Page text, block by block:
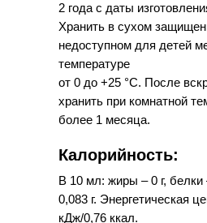
Калорийность:
2 года с даты
Хранить в сухом
недоступном для детей
температуре
от 0 до +25 °С. После
хранить при комнатной
более 1 месяца.
В 10 мл: жиры – 0 г, белки
0,083 г. Энергетическая
кДж/0,76 ккал.